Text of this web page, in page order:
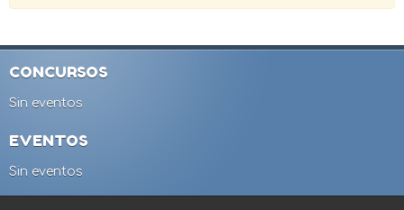
CONCURSOS
Sin eventos
EVENTOS
Sin eventos